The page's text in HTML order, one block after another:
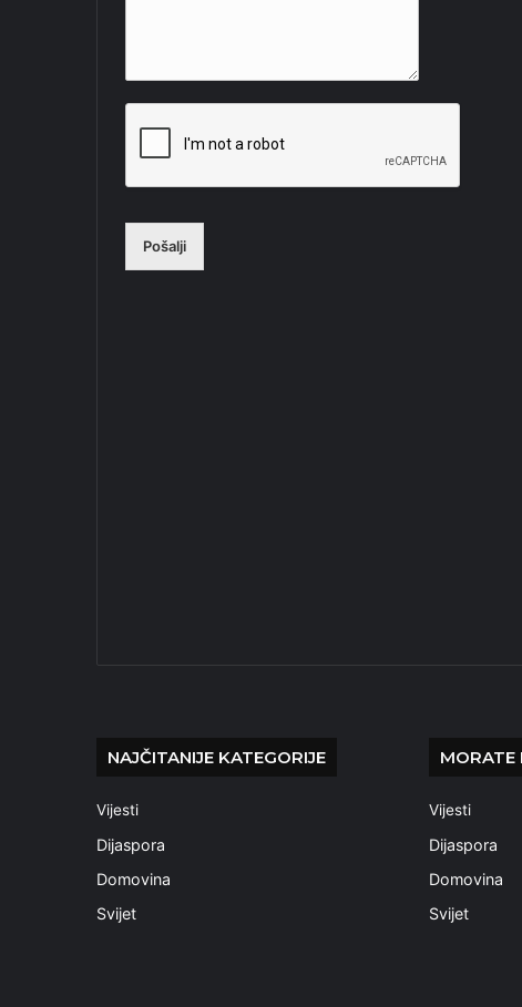
Pošalji
NAJČITANIJE KATEGORIJE
Vijesti
Dijaspora
Domovina
Svijet
MORATE
Vijesti
Dijaspora
Domovina
Svijet